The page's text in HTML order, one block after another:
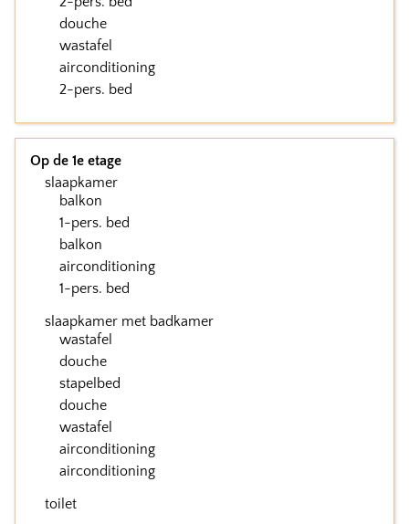
douche
wastafel
airconditioning
2-pers. bed
Op de 1e etage
slaapkamer
balkon
1-pers. bed
balkon
airconditioning
1-pers. bed
slaapkamer met badkamer
wastafel
douche
stapelbed
douche
wastafel
airconditioning
airconditioning
toilet